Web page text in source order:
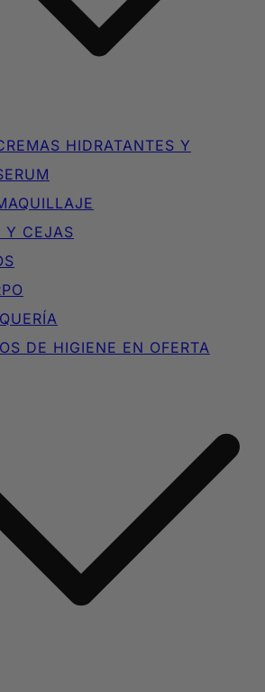
HIDRATANTES Y
Y CEJAS
DE HIGIENE EN OFERTA